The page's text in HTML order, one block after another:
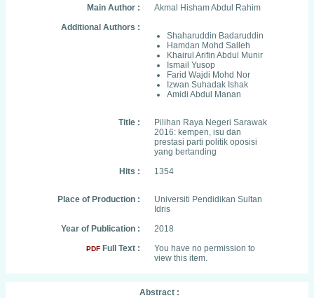
Main Author :
Akmal Hisham Abdul Rahim
Additional Authors :
Shaharuddin Badaruddin
Hamdan Mohd Salleh
Khairul Arifin Abdul Munir
Ismail Yusop
Farid Wajdi Mohd Nor
Izwan Suhadak Ishak
Amidi Abdul Manan
Title :
Pilihan Raya Negeri Sarawak
2016: kempen, isu dan
prestasi parti politik oposisi
yang bertanding
Hits :
1354
Place of Production :
Universiti Pendidikan Sultan
Idris
Year of Publication :
2018
PDF Full Text :
You have no permission to
view this item.
Abstract :